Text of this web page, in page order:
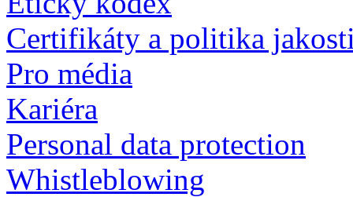
Certifikáty a politika
Pro média
Kariéra
Personal data protection
Whistleblowing